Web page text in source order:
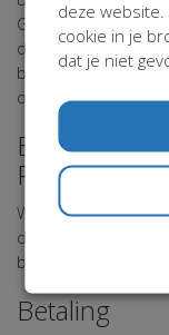
Gegevens van
donateurs,
belangstellenden
opgeslagen.
Wij bewaren uw
de in dit Privacy
bereiken.
Betaling
deze website.
cookie in je
dat je niet